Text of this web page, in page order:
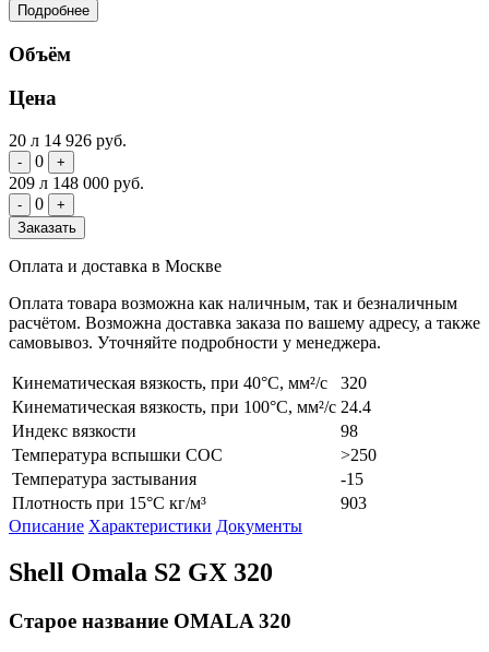
Подробнее
Объём
Цена
20 л 14 926 руб.
- 0 +
209 л 148 000 руб.
- 0
+
Заказать
Оплата и доставка в Москве
Оплата товара возможна как наличным, так и безналичным
расчётом. Возможна доставка заказа по вашему адресу, а также
самовывоз. Уточняйте подробности у менеджера.
Кинематическая вязкость, при 40°С, мм²/с
320
Кинематическая вязкость, при 100°С, мм²/с 24.4
Индекс вязкости
98
Температура вспышки COC
>250
Температура застывания
-15
Плотность при 15°С кг/м³
903
Описание Характеристики Документы
Shell Omala S2 GX 320
Старое название OMALA 320